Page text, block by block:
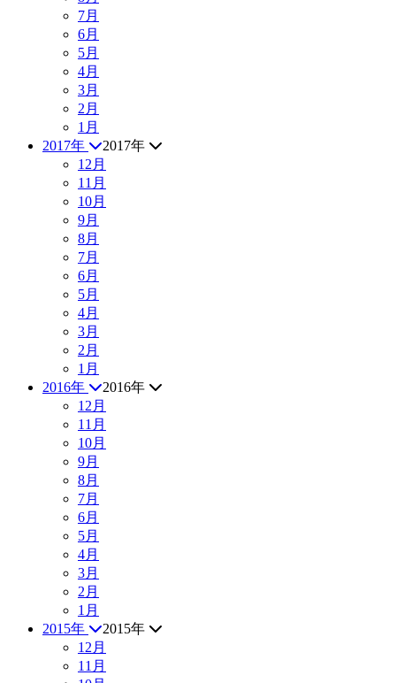
7月
6月
5月
4月
3月
2月
1月
2017年
2017年
12月
11月
10月
9月
8月
7月
6月
5月
4月
3月
2月
1月
2016年
2016年
12月
11月
10月
9月
8月
7月
6月
5月
4月
3月
2月
1月
2015年
2015年
12月
11月